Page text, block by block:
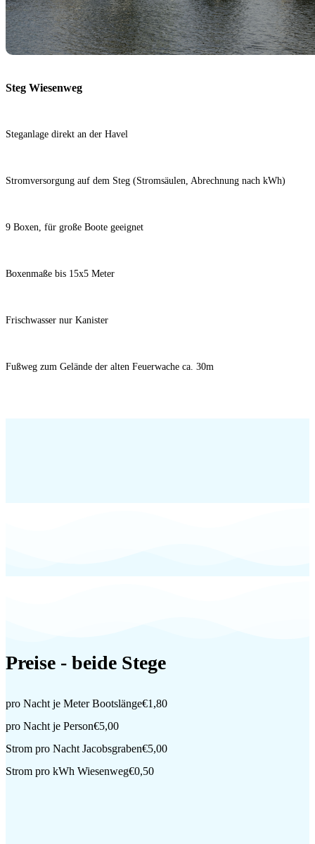
Steg Wiesenweg
Steganlage direkt an der Havel
Stromversorgung auf dem Steg (Stromsäulen, Abrechnung nach kWh)
9 Boxen, für große Boote geeignet
Boxenmaße bis 15x5 Meter
Frischwasser nur Kanister
Fußweg zum Gelände der alten Feuerwache ca. 30m
Preise - beide Stege
pro Nacht je Meter Bootslänge€1,80
pro Nacht je Person€5,00
Strom pro Nacht Jacobsgraben€5,00
Strom pro kWh Wiesenweg€0,50